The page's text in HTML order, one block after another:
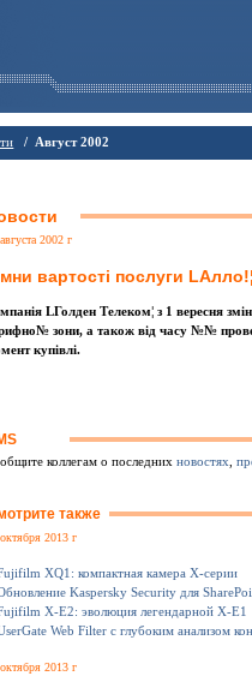
/ Август 2002
2002 г
вартостi послуги LАлло!¦
LГолден Телеком¦ з 1 вересня
зони, а також вiд часу №№
купiвлi.
коллегам о последних новостях,
также
2013 г
XQ1: компактная камера Х-серии
Kaspersky Security для
X-E2: эволюция легендарной X-E1
Web Filter с глубоким анализом
2013 г